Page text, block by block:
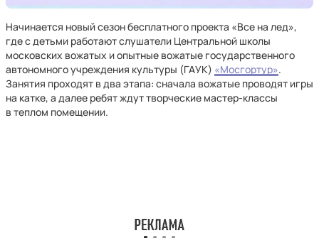
Начинается новый сезон бесплатного проекта «Все на лед»,
где с детьми работают слушатели Центральной школы
московских вожатых и опытные вожатые государственного
автономного учреждения культуры (ГАУК) «Мосгортур».
Занятия проходят в два этапа: сначала вожатые проводят игры
на катке, а далее ребят ждут творческие мастер-классы
в теплом помещении.